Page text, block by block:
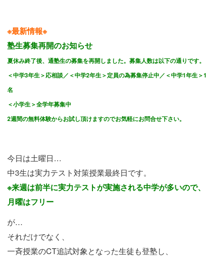
※最新情報※
塾生募集再開のお知らせ
夏休み終了後、通塾生の募集を再開しました。募集人数は以下の通りです。
＜中学3年生＞応相談／＜中学2年生＞定員の為募集停止中／＜中学1年生＞1
名
＜小学生＞全学年募集中
2週間の無料体験からお試し頂けますのでお気軽にお問合せ下さい。
今日は土曜日…
中3生は実力テスト対策授業最終日です。
※来週は前半に実力テストが実施される中学が多いので、
月曜はフリー
が…
それだけでなく、
一斉授業のCT追試対象となった生徒も登塾し、